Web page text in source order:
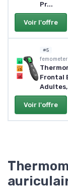
Pr...
Voir l'offre
#5
femometer
Frontal
Voir l'offre